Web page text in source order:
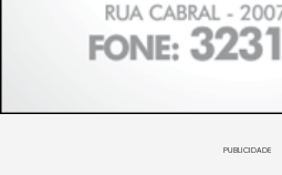
PUBLICIDADE